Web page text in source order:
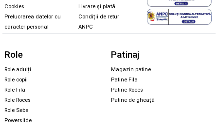
Cookies
Prelucrarea datelor cu
caracter personal
Livrare și plată
Condiții de retur
ANPC
Role
Role adulți
Role copii
Role Fila
Role Roces
Role Seba
Powerslide
Patinaj
Magazin patine
Patine Fila
Patine Roces
Patine de gheață